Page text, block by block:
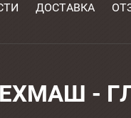
ДОСТАВКА
-